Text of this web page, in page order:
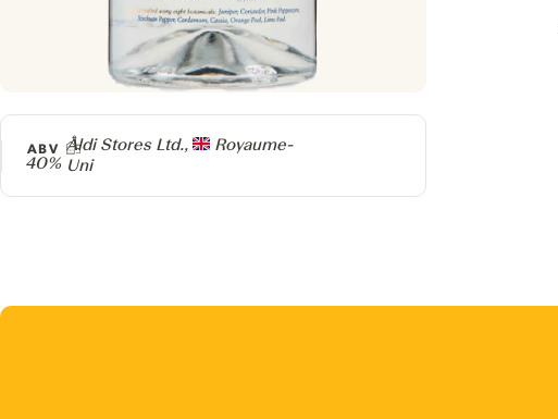
Producteur
Aldi Stores Ltd.,
Royaume-
Uni
ABV
40%